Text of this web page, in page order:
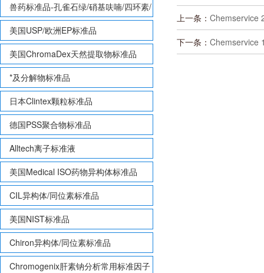
兽药标准品-孔雀石绿/硝基呋喃/四环素/
磺胺等
美国USP/欧洲EP标准品
美国ChromaDex天然提取物标准品
*及分解物标准品
日本Clintex颗粒标准品
德国PSS聚合物标准品
Alltech离子标准液
美国Medical ISO药物异构体标准品
CIL异构体/同位素标准品
美国NIST标准品
Chiron异构体/同位素标准品
Chromogenix肝素钠分析常用标准因子
上一条： Chemservice
下一条： Chemservice